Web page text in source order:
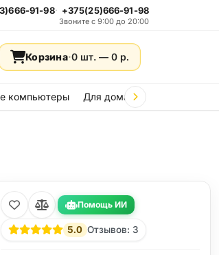
91-98 +375(25)666-91-98
Звоните с 9:00 до 20:00
Корзина·0 шт. — 0 р.
компьютеры Для дома и дачи
Помощь ИИ
5.0 Отзывов: 3